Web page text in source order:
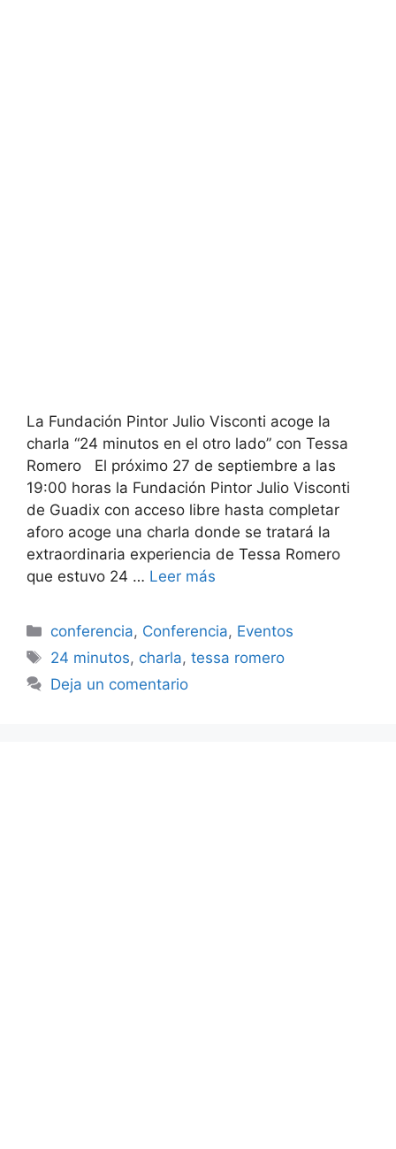
La Fundación Pintor Julio Visconti acoge la
charla “24 minutos en el otro lado” con Tessa
Romero El próximo 27 de septiembre a las
19:00 horas la Fundación Pintor Julio Visconti
de Guadix con acceso libre hasta completar
aforo acoge una charla donde se tratará la
extraordinaria experiencia de Tessa Romero
que estuvo 24 … Leer más
Categorías
conferencia, Conferencia, Eventos
Etiquetas
24 minutos, charla,tessa romero
Deja un comentario